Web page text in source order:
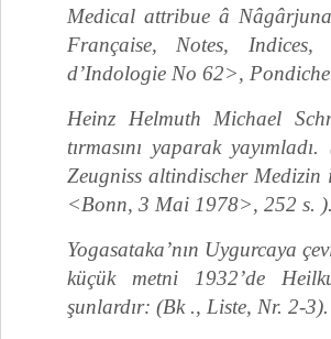
Me­dical attribue â
Fran­çaise, Notes,
d’Indologie No 62>,
Heinz Helmuth Michael
tırmasını yaparak
Zeugniss altindischer
<Bonn, 3 Mai 1978>, 252 s. ).
Yogasataka’nın Uygurcaya
küçük metni 1932’de
şunlardır: (Bk ., Liste, Nr. 2-3).